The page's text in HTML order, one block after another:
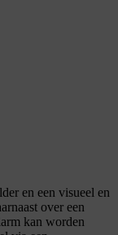
en een visueel en
over een
kan worden